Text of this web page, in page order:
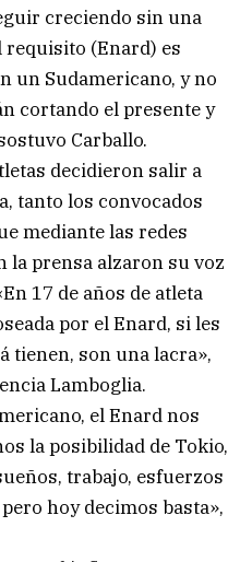
creciendo sin una
requisito (Enard) es
un Sudamericano, y no
cortando el presente y
Carballo.
decidieron salir a
tanto los convocados
mediante las redes
la prensa alzaron su voz
17 de años de atleta
por el Enard, si les
tienen, son una lacra»,
Lamboglia.
el Enard nos
la posibilidad de Tokio,
trabajo, esfuerzos
hoy decimos basta»,